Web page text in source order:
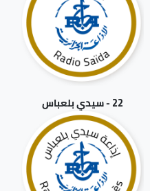
22 - سيدي بلعباس